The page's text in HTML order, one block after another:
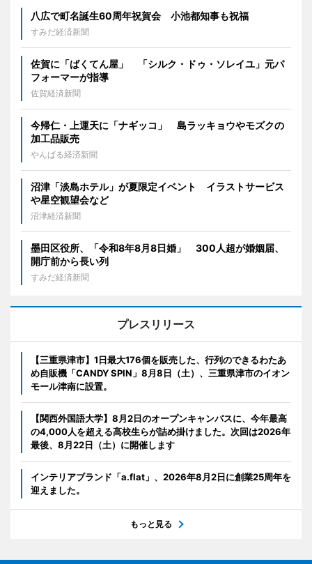
八広で町名誕生60周年祝賀会 小池都知事も祝福
すみだ経済新聞
佐賀に「ばくてん屋」 「シルク・ドゥ・ソレイユ」元パ
フォーマーが指導
佐賀経済新聞
今帰仁・上運天に「ナギッコ」 島ラッキョウやモズクの
加工品販売
やんばる経済新聞
沼津「淡島ホテル」が夏限定イベント イラストサービス
や星空観望会など
沼津経済新聞
墨田区役所、「令和8年8月8日婚」 300人超が婚姻届、
開庁前から長い列
すみだ経済新聞
プレスリリース
【三重県津市】1日最大176個を販売した、行列のできるわたあ
め自販機「CANDY SPIN」8月8日（土）、三重県津市のイオン
モール津南に設置。
【関西外国語大学】8月2日のオープンキャンパスに、今年最高
の4,000人を超える高校生らが詰め掛けました。次回は2026年
最後、8月22日（土）に開催します
インテリアブランド「a.flat」、2026年8月2日に創業25周年を
迎えました。
もっと見る